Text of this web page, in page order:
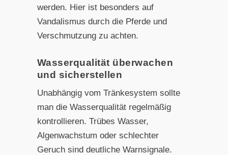
werden. Hier ist besonders auf
Vandalismus durch die Pferde und
Verschmutzung zu achten.
Wasserqualität überwachen
und sicherstellen
Unabhängig vom Tränkesystem sollte
man die Wasserqualität regelmäßig
kontrollieren. Trübes Wasser,
Algenwachstum oder schlechter
Geruch sind deutliche Warnsignale.